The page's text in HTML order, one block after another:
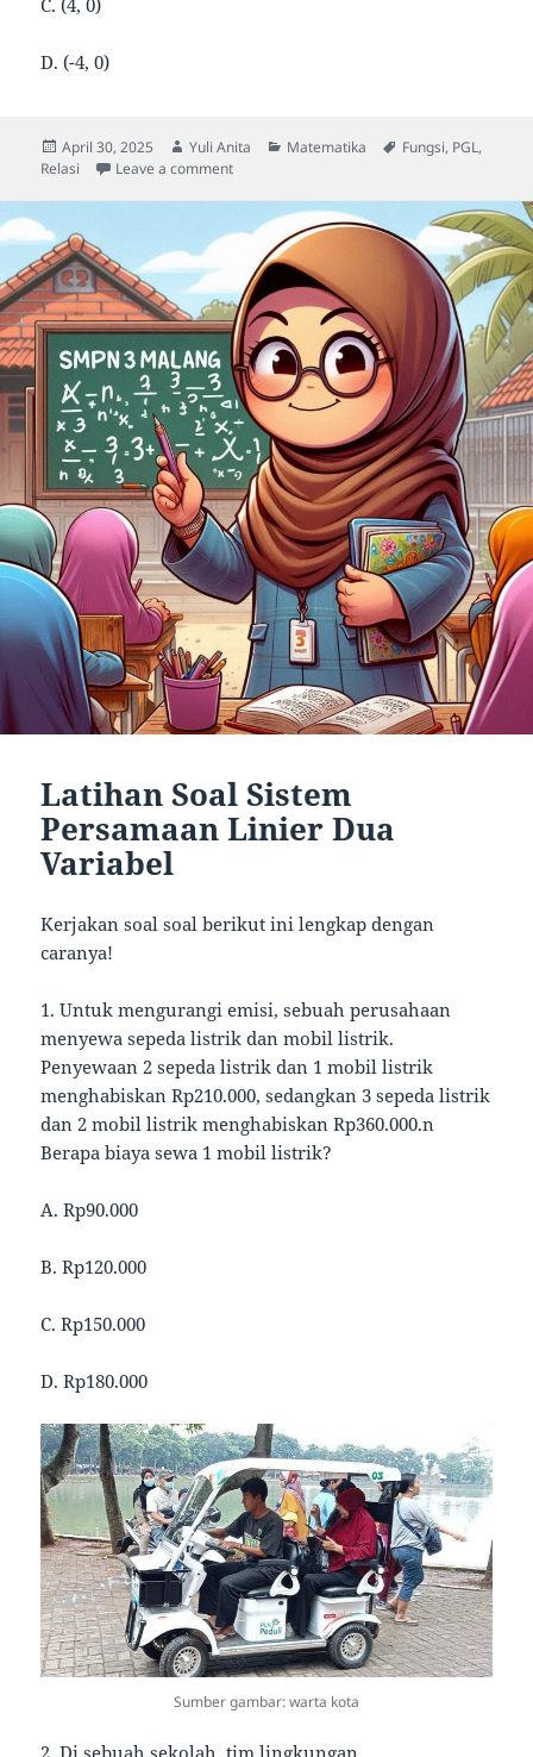
D. (-4, 0)
Posted
on
April 30, 2025 Author
Yuli Anita Categories
Matematika Tags
Fungsi, PGL,
Relasi
Leave a commenton Latihan Soal Relasi, Fungsi dan
Latihan Soal Sistem
Persamaan Linier Dua
Variabel
Kerjakan soal soal berikut ini lengkap dengan
caranya!
1. Untuk mengurangi emisi, sebuah perusahaan
menyewa sepeda listrik dan mobil listrik.
Penyewaan 2 sepeda listrik dan 1 mobil listrik
menghabiskan Rp210.000, sedangkan 3 sepeda listrik
dan 2 mobil listrik menghabiskan Rp360.000.n
Berapa biaya sewa 1 mobil listrik?
A. Rp90.000
B. Rp120.000
C. Rp150.000
D. Rp180.000
Sumber gambar: warta kota